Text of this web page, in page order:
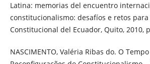
Latina: memorias del encuentro
constitucionalismo: desafíos e retos para
Constitucional del Ecuador, Quito, 2010,
NASCIMENTO, Valéria Ribas do. O